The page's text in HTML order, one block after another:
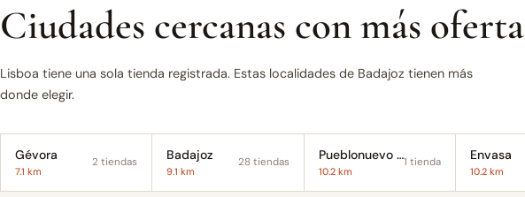
Ciudades cercanas con más oferta
Lisboa tiene una sola tienda registrada. Estas localidades de Badajoz tienen más
donde elegir.
Gévora
7.1 km
2 tiendas Badajoz
9.1 km
28 tiendas Pueblonuevo del Guadiana
10.2 km
1 tienda Envasa
10.2 km